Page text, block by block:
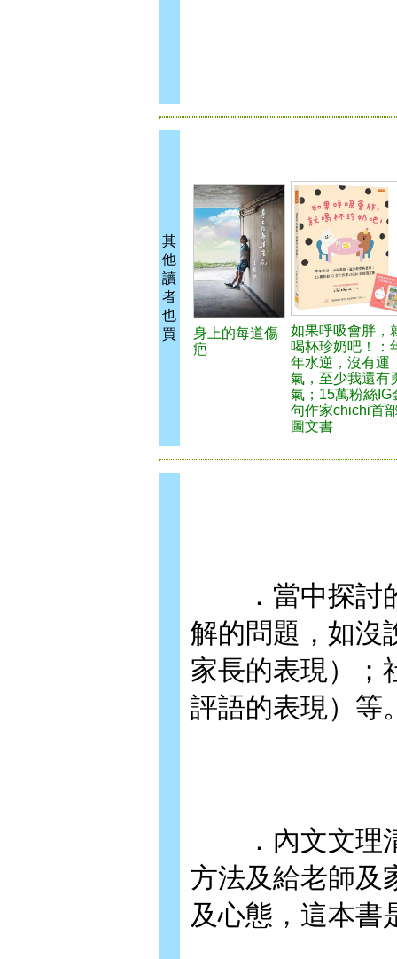
其
他
讀
者
也
買
身上的每道傷
疤
如果呼吸會胖，
喝杯珍奶吧！：
年水逆，沒有運
氣，至少我還有
氣；15萬粉絲IG
句作家chichi首
圖文書
．當中探討的
解的問題，如沒
家長的表現）；
評語的表現）等
．內文文理清
方法及給老師及
及心態，這本書